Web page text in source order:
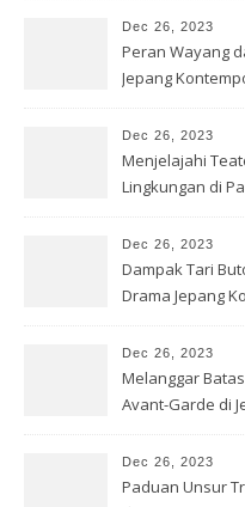
Dec 26, 2023
Peran Wayang
Jepang
Dec 26, 2023
Menjelajahi
Lingkungan di
Dec 26, 2023
Dampak Tari
Drama Jepang
Dec 26, 2023
Melanggar
Avant-Garde di
Dec 26, 2023
Paduan Unsur